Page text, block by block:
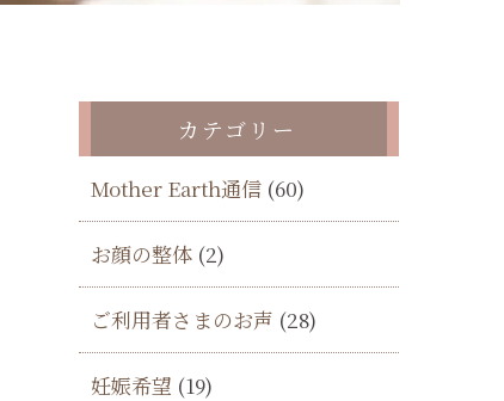
カテゴリー
Mother Earth通信 (60)
お顔の整体 (2)
ご利用者さまのお声 (28)
妊娠希望 (19)